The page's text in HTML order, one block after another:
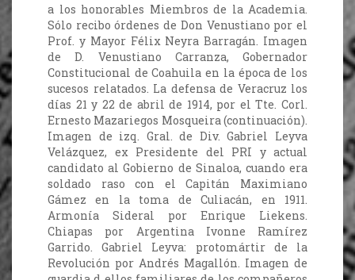
a los honorables Miembros de la Academia.
Sólo recibo órdenes de Don Venustiano por el
Prof. y Mayor Félix Neyra Barragán. Imagen
de D. Venustiano Carranza, Gobernador
Constitucional de Coahuila en la época de los
sucesos relatados. La defensa de Veracruz los
días 21 y 22 de abril de 1914, por el Tte. Corl.
Ernesto Mazariegos Mosqueira (continuación).
Imagen de izq. Gral. de Div. Gabriel Leyva
Velázquez, ex Presidente del PRI y actual
candidato al Gobierno de Sinaloa, cuando era
soldado raso con el Capitán Maximiano
Gámez en la toma de Culiacán, en 1911.
Armonía Sideral por Enrique Liekens.
Chiapas por Argentina Ivonne Ramírez
Garrido. Gabriel Leyva: protomártir de la
Revolución por Andrés Magallón. Imagen de